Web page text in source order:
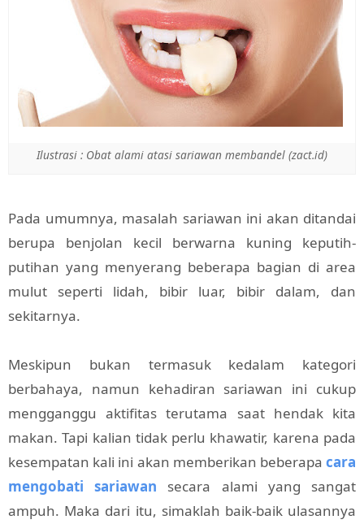
Ilustrasi : Obat alami atasi sariawan membandel (zact.id)
Pada umumnya, masalah sariawan ini akan ditandai
berupa benjolan kecil berwarna kuning keputih-
putihan yang menyerang beberapa bagian di area
mulut seperti lidah, bibir luar, bibir dalam, dan
sekitarnya.
Meskipun bukan termasuk kedalam kategori
berbahaya, namun kehadiran sariawan ini cukup
mengganggu aktifitas terutama saat hendak kita
makan. Tapi kalian tidak perlu khawatir, karena pada
kesempatan kali ini akan memberikan beberapa cara
mengobati sariawan secara alami yang sangat
ampuh. Maka dari itu, simaklah baik-baik ulasannya